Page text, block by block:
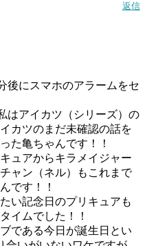
返信
後にスマホのアラームをセ
はアイカツ（シリーズ）の
カツのまだ未確認の話を
た亀ちゃんです！！
ュアからキラメイジャー
ャン（ネル）もこれまで
です！！
い記念日のプリキュアも
イムでした！！
である今日が誕生日とい